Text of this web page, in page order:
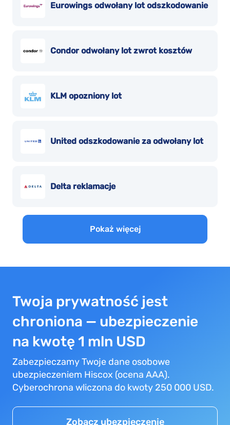
Eurowings odwołany lot odszkodowanie
Condor odwołany lot zwrot kosztów
KLM opozniony lot
United odszkodowanie za odwołany lot
Delta reklamacje
Pokaż więcej
Twoja prywatność jest
chroniona — ubezpieczenie
na kwotę 1 mln USD
Zabezpieczamy Twoje dane osobowe
ubezpieczeniem Hiscox (ocena AAA).
Cyberochrona wliczona do kwoty 250 000 USD.
Zobacz ubezpieczenie